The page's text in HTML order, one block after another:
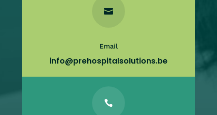

Email
info@prehospitalsolutions.be
